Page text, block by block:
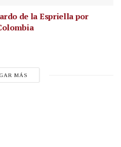
de la Espriella por
MÁS